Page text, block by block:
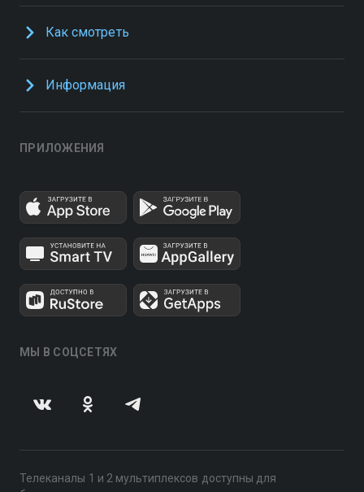
Как смотреть
Информация
ПРИЛОЖЕНИЯ
МЫ В СОЦСЕТЯХ
Телеканалы 1 и 2 мультиплексов доступны для